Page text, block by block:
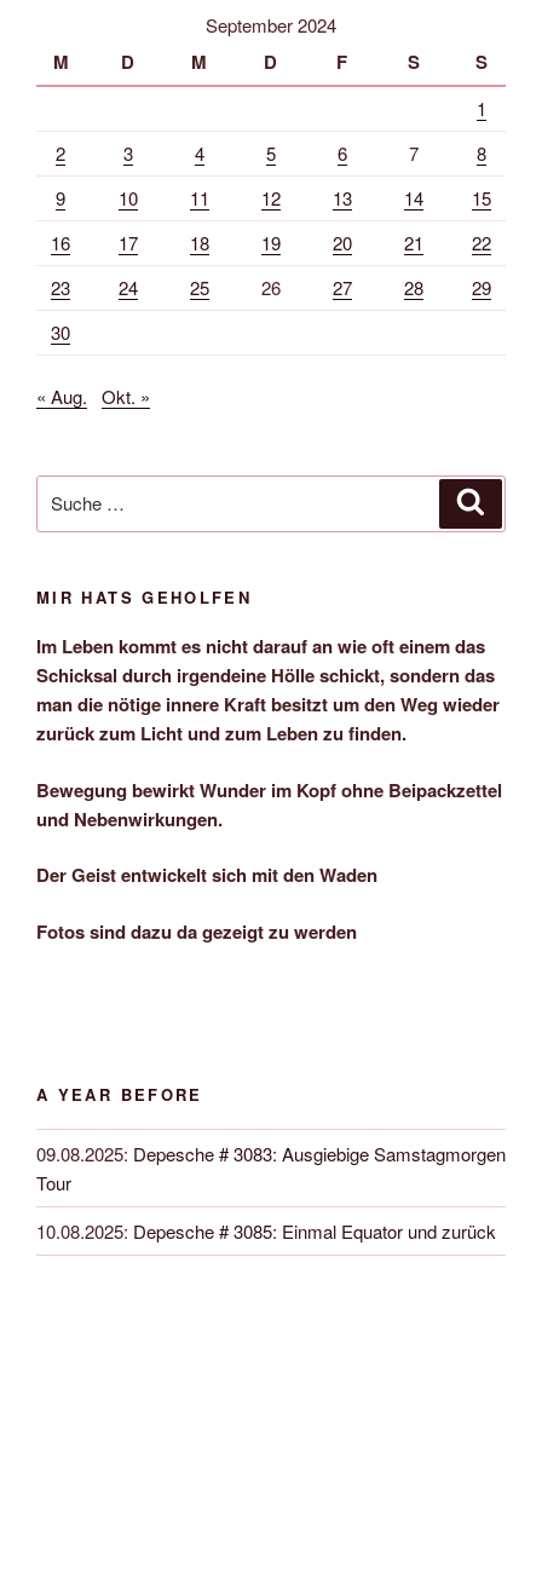
September 2024
M D M D F S S
1
2
3 4 5 6 7
8
9
10 11 12 13 14
15
16
17 18 19 20 21
22
23
24 25 26 27 28
29
30
« Aug. Okt. »
nach:
MIR HATS GEHOLFEN
Im Leben kommt es nicht darauf an wie oft einem das
Schicksal durch irgendeine Hölle schickt, sondern das
man die nötige innere Kraft besitzt um den Weg wieder
zurück zum Licht und zum Leben zu finden.
Bewegung bewirkt Wunder im Kopf ohne Beipackzettel
und Nebenwirkungen.
Der Geist entwickelt sich mit den Waden
Fotos sind dazu da gezeigt zu werden
A YEAR BEFORE
09.08.2025: Depesche # 3083: Ausgiebige Samstagmorgen
Tour
10.08.2025: Depesche # 3085: Einmal Equator und zurück